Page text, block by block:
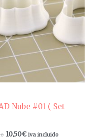
Nube #01 ( Set
10,50€ iva incluido